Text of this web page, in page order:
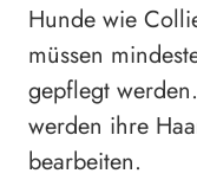
Hunde wie
müssen
gepflegt
werden ihre
bearbeiten.